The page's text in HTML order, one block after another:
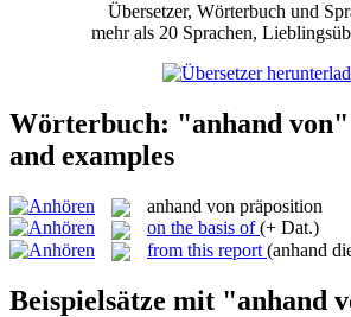
Übersetzer, Wörterbuch und
mehr als 20 Sprachen,
Wörterbuch: "anhand
and examples
anhand von präposition
on the basis of (+ Dat.)
from this report (anhand
Beispielsätze mit "anhand